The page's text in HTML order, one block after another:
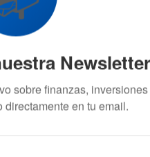
ingresos de SanDisk se
por la demanda de
para IA
AGOSTO DE 2026 548
Newsletter
sobre finanzas,
en tu email.